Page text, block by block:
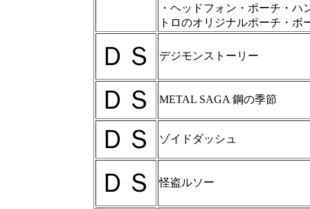
・ヘッドフォン・ポーチ・ハ
トロのオリジナルポーチ・ボ
ＤＳ デジモンストーリー
ＤＳ METAL SAGA 鋼の季節
ＤＳ ゾイドダッシュ
ＤＳ 怪盗ルソー